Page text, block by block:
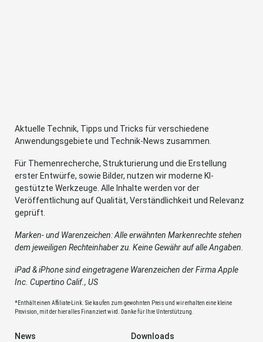
Aktuelle Technik, Tipps und Tricks für verschiedene
Anwendungsgebiete und Technik-News zusammen.
Für Themenrecherche, Strukturierung und die Erstellung
erster Entwürfe, sowie Bilder, nutzen wir moderne KI-
gestützte Werkzeuge. Alle Inhalte werden vor der
Veröffentlichung auf Qualität, Verständlichkeit und Relevanz
geprüft.
Marken- und Warenzeichen: Alle erwähnten Markenrechte stehen
dem jeweiligen Rechteinhaber zu. Keine Gewähr auf alle Angaben.
iPad & iPhone sind eingetragene Warenzeichen der Firma Apple
Inc. Cupertino Calif., US
*Enthält einen Affiliate-Link. Sie kaufen zum gewohnten Preis und wir erhalten eine kleine
Provision, mit der hier alles Finanziert wird. Danke für Ihre Unterstützung.
News
Downloads